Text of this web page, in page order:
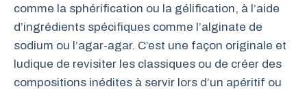
comme la sphérification ou la gélification, à l’aide
d’ingrédients spécifiques comme l’alginate de
sodium ou l’agar-agar. C’est une façon originale et
ludique de revisiter les classiques ou de créer des
compositions inédites à servir lors d’un apéritif ou